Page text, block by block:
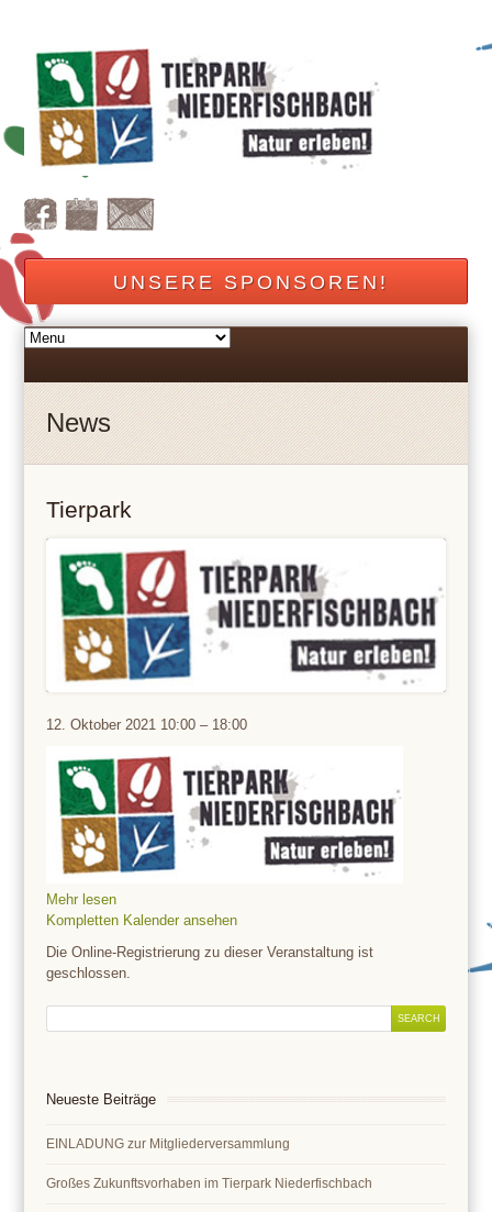
UNSERE SPONSOREN!
News
Tierpark
Tierpark
12. Oktober 2021 10:00 – 18:00
Mehr lesen
Kompletten Kalender ansehen
Die Online-Registrierung zu dieser Veranstaltung ist
geschlossen.
Neueste Beiträge
EINLADUNG zur Mitgliederversammlung
Großes Zukunftsvorhaben im Tierpark Niederfischbach